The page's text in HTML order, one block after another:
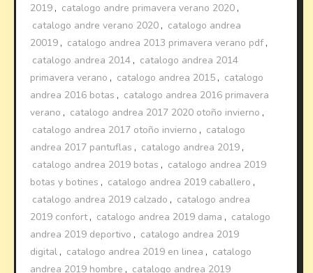
2019 , catalogo andre primavera verano 2020 ,
catalogo andre verano 2020 , catalogo andrea
20019 , catalogo andrea 2013 primavera verano pdf ,
catalogo andrea 2014 , catalogo andrea 2014
primavera verano , catalogo andrea 2015 , catalogo
andrea 2016 botas , catalogo andrea 2016 primavera
verano , catalogo andrea 2017 2020 otoño invierno ,
catalogo andrea 2017 otoño invierno , catalogo
andrea 2017 pantuflas , catalogo andrea 2019 ,
catalogo andrea 2019 botas , catalogo andrea 2019
botas y botines , catalogo andrea 2019 caballero ,
catalogo andrea 2019 calzado , catalogo andrea
2019 confort, catalogo andrea 2019 dama , catalogo
andrea 2019 deportivo , catalogo andrea 2019
digital , catalogo andrea 2019 en linea , catalogo
andrea 2019 hombre , catalogo andrea 2019